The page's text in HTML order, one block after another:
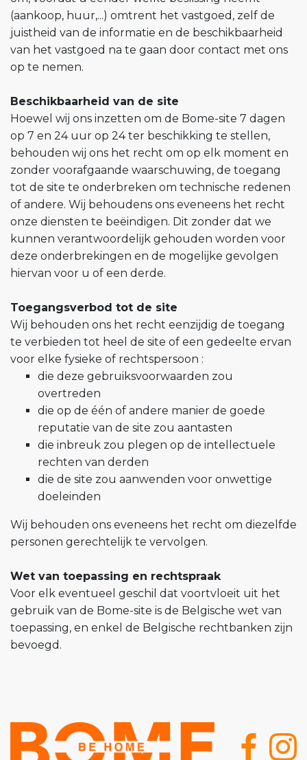
(aankoop, huur,...) omtrent het vastgoed, zelf de
juistheid van de informatie en de beschikbaarheid
van het vastgoed na te gaan door contact met ons
op te nemen.
Beschikbaarheid van de site
Hoewel wij ons inzetten om de Bome-site 7 dagen
op 7 en 24 uur op 24 ter beschikking te stellen,
behouden wij ons het recht om op elk moment en
zonder voorafgaande waarschuwing, de toegang
tot de site te onderbreken om technische redenen
of andere. Wij behoudens ons eveneens het recht
onze diensten te beëindigen. Dit zonder dat we
kunnen verantwoordelijk gehouden worden voor
deze onderbrekingen en de mogelijke gevolgen
hiervan voor u of een derde.
Toegangsverbod tot de site
Wij behouden ons het recht eenzijdig de toegang
te verbieden tot heel de site of een gedeelte ervan
voor elke fysieke of rechtspersoon :
die deze gebruiksvoorwaarden zou
overtreden
die op de één of andere manier de goede
reputatie van de site zou aantasten
die inbreuk zou plegen op de intellectuele
rechten van derden
die de site zou aanwenden voor onwettige
doeleinden
Wij behouden ons eveneens het recht om diezelfde
personen gerechtelijk te vervolgen.
Wet van toepassing en rechtspraak
Voor elk eventueel geschil dat voortvloeit uit het
gebruik van de Bome-site is de Belgische wet van
toepassing, en enkel de Belgische rechtbanken zijn
bevoegd.